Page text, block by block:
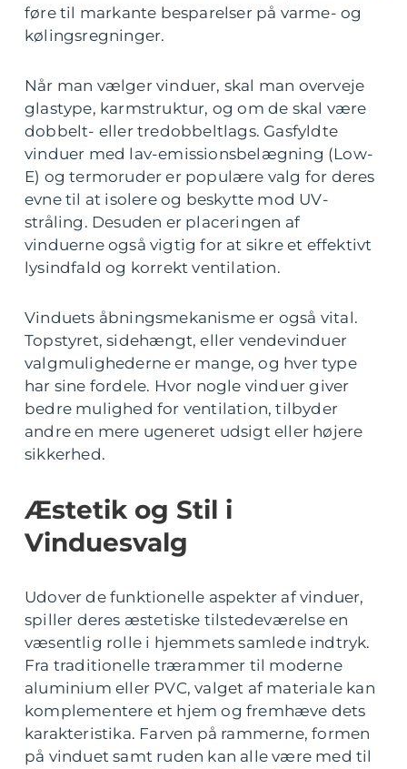
føre til markante besparelser på varme- og
kølingsregninger.
Når man vælger vinduer, skal man overveje
glastype, karmstruktur, og om de skal være
dobbelt- eller tredobbeltlags. Gasfyldte
vinduer med lav-emissionsbelægning (Low-
E) og termoruder er populære valg for deres
evne til at isolere og beskytte mod UV-
stråling. Desuden er placeringen af
vinduerne også vigtig for at sikre et effektivt
lysindfald og korrekt ventilation.
Vinduets åbningsmekanisme er også vital.
Topstyret, sidehængt, eller vendevinduer
valgmulighederne er mange, og hver type
har sine fordele. Hvor nogle vinduer giver
bedre mulighed for ventilation, tilbyder
andre en mere ugeneret udsigt eller højere
sikkerhed.
Æstetik og Stil i
Vinduesvalg
Udover de funktionelle aspekter af vinduer,
spiller deres æstetiske tilstedeværelse en
væsentlig rolle i hjemmets samlede indtryk.
Fra traditionelle trærammer til moderne
aluminium eller PVC, valget af materiale kan
komplementere et hjem og fremhæve dets
karakteristika. Farven på rammerne, formen
på vinduet samt ruden kan alle være med til